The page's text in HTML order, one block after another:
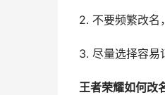
2. 不要频繁改名
3. 尽量选择容易
王者荣耀如何改